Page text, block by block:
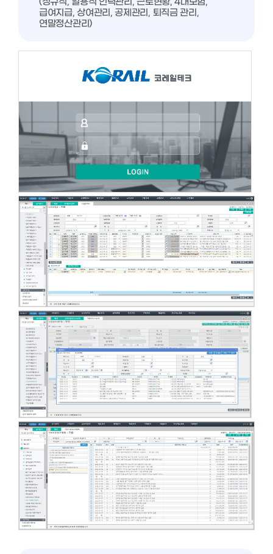
급여지급, 상여관리, 공제관리, 퇴직금 관리,
연말정산관리)